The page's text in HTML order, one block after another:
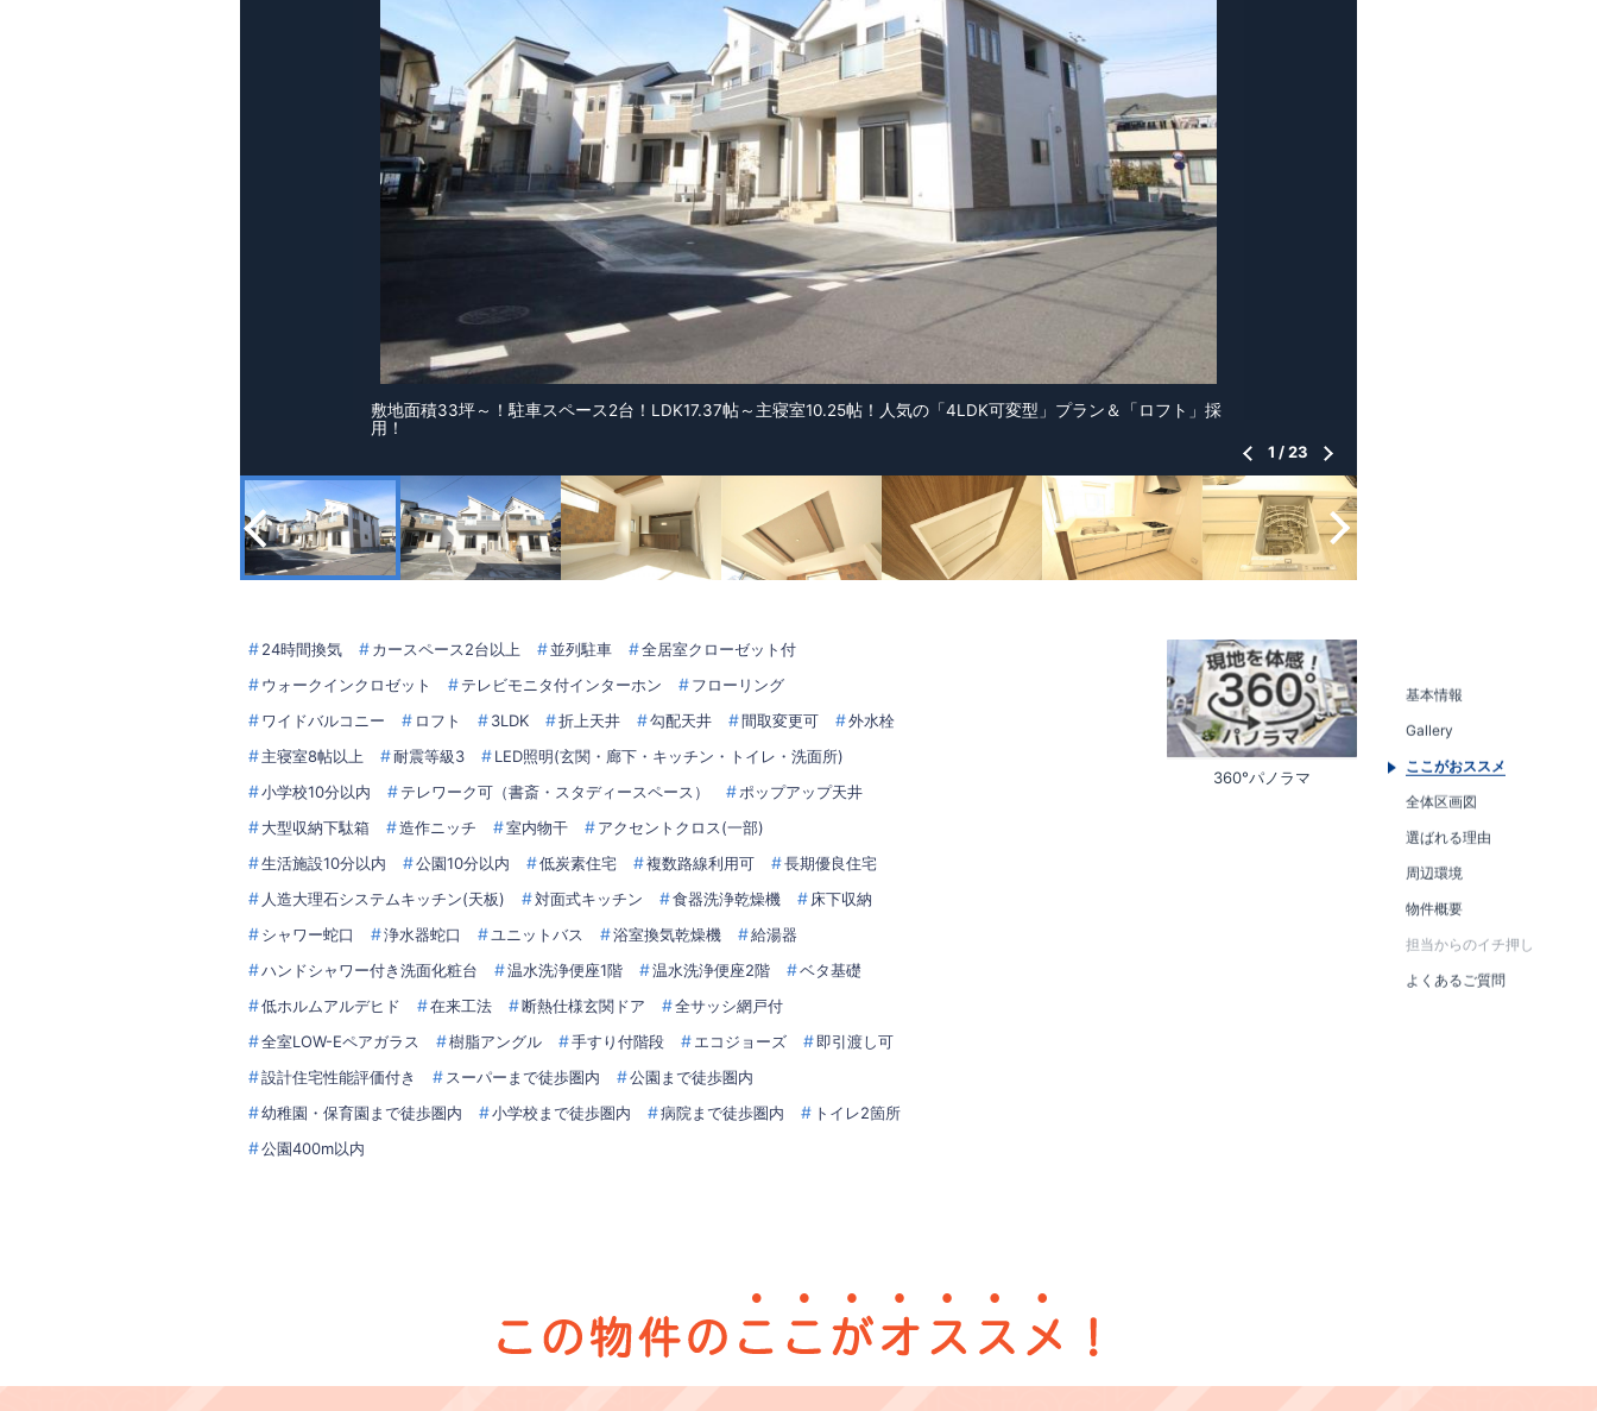
敷地面積33坪～！駐車スペース2台！LDK17.37帖～主寝室10.25帖！人気の「4LDK可変型」プラン＆「ロフト」採
用！
1 /23
24時間換気 カースペース2台以上 並列駐車
全居室クローゼット付
ウォークインクロゼット
テレビモニタ付インターホン
フローリング
ワイドバルコニー
ロフト 3LDK 折上天井 勾配天井 間取変更可
外水栓
主寝室8帖以上
耐震等級3
LED照明(玄関・廊下・キッチン・トイレ・洗面所)
小学校10分以内
テレワーク可（書斎・スタディースペース）
ポップアップ天井
大型収納下駄箱
造作ニッチ 室内物干
アクセントクロス(一部)
生活施設10分以内
公園10分以内 低炭素住宅 複数路線利用可
長期優良住宅
人造大理石システムキッチン(天板)
対面式キッチン 食器洗浄乾燥機
床下収納
シャワー蛇口
浄水器蛇口 ユニットバス 浴室換気乾燥機
給湯器
ハンドシャワー付き洗面化粧台
温水洗浄便座1階 温水洗浄便座2階
ベタ基礎
低ホルムアルデヒド
在来工法 断熱仕様玄関ドア
全サッシ網戸付
全室LOW-Eペアガラス
樹脂アングル 手すり付階段 エコジョーズ
即引渡し可
設計住宅性能評価付き
スーパーまで徒歩圏内
公園まで徒歩圏内
幼稚園・保育園まで徒歩圏内
小学校まで徒歩圏内 病院まで徒歩圏内
トイレ2箇所
公園400m以内
360°パノラマ
基本情報
Gallery
ここがおススメ
全体区画図
選ばれる理由
周辺環境
物件概要
担当からのイチ押し
よくあるご質問